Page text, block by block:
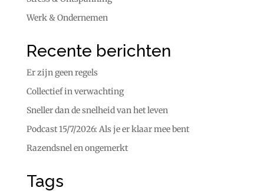
Werk & Ondernemen
Recente berichten
Er zijn geen regels
Collectief in verwachting
Sneller dan de snelheid van het leven
Podcast 15/7/2026: Als je er klaar mee bent
Razendsnel en ongemerkt
Tags